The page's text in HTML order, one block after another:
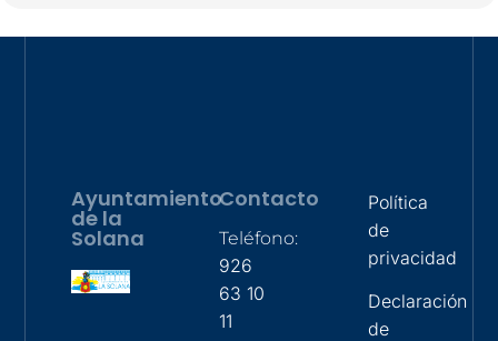
Ayuntamiento
de la
Solana
Contacto
Teléfono:
926
63 10
11
Política
de
privacidad
Declaración
de